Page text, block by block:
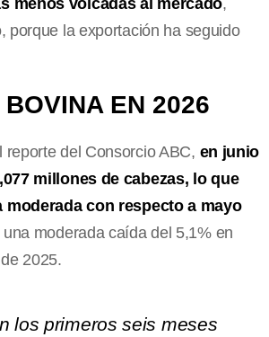
menos volcadas al mercado,
porque la exportación ha seguido
EN 2026
reporte del Consorcio ABC, en junio
millones de cabezas, lo que
moderada con respecto a mayo
moderada caída del 5,1% en
2025.
los primeros seis meses